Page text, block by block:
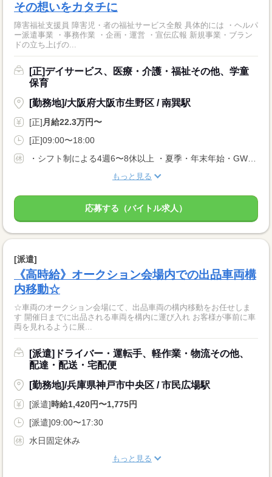
その想いをカタチに
障害福祉支援員 障害児・者の福祉サービス全般 具体的には ・ヘルパ
ー派遣事業 ・事務作業 ・企画・運営 ・宣伝広報 新規事業・ブラン
ドの立ち上げの...
[正]デイサービス、医療・介護・福祉その他、学童
保育
[勤務地]/大阪府大阪市生野区 / 南巽駅
[正]月給22.3万円〜
[正]09:00〜18:00
・シフト制による4週6〜8休以上 ・夏季・年末年始・GW・有給他 ※配属事業部により異なる。
もっと見る
応募する（バイトル求人）
[派遣]
《高時給》オークション会場内での出品車両構
内移動☆
☆車両のオークション会場にて、出品車両の構内移動をお任せしま
す 開催日までに出品される車両を構内に運び入れ お客様が事前に車
両を見れるように展...
[派遣]ドライバー・運転手、軽作業・物流その他、
配達・配送・宅配便
[勤務地]/兵庫県神戸市中央区 / 市民広場駅
[派遣]時給1,420円〜1,775円
[派遣]09:00〜17:30
水日固定休み
もっと見る